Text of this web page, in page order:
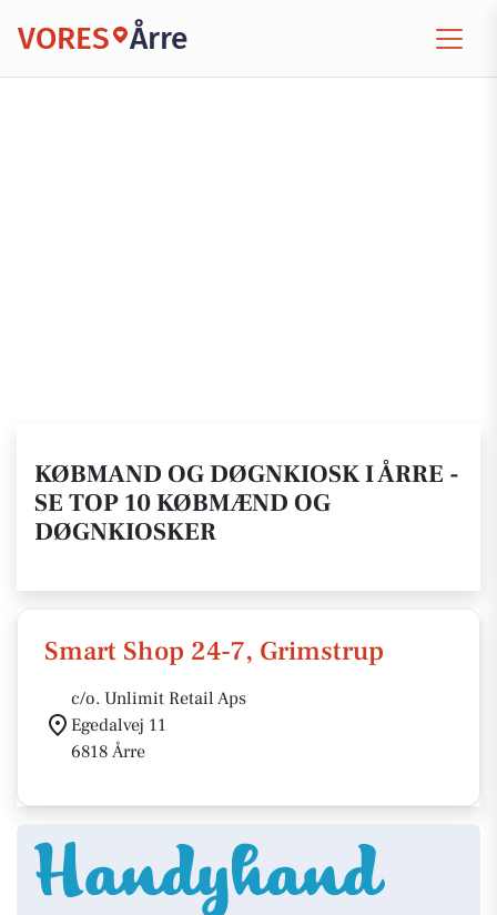
VORES Årre
KØBMAND OG DØGNKIOSK I ÅRRE -
SE TOP 10 KØBMÆND OG
DØGNKIOSKER
Smart Shop 24-7, Grimstrup
c/o. Unlimit Retail Aps
Egedalvej 11
6818 Årre